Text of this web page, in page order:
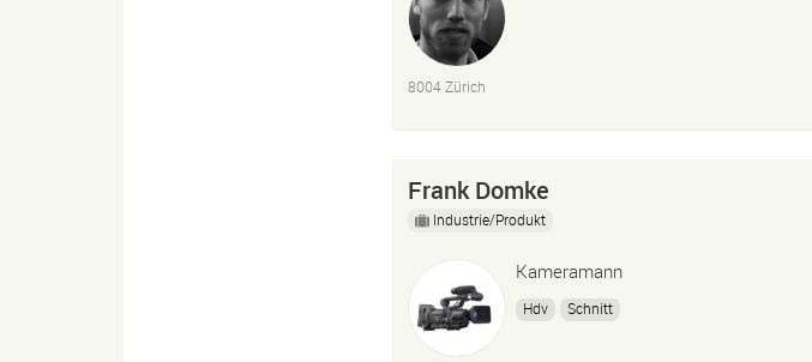
8004 Zürich
Frank Domke
Industrie/Produkt
Kameramann
Hdv Schnitt